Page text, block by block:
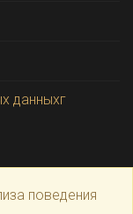
данныхг
поведения